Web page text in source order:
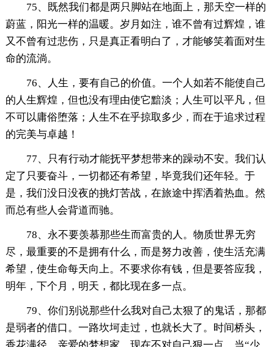
75、既然我们都是两只脚站在地面上，那天空一样的
蔚蓝，阳光一样的温暖。岁月如注，谁不曾有过辉煌，谁
又不曾有过悲伤，只是真正看明白了，才能够笑着面对生
命的流淌。
76、人生，要有自己的价值。一个人如若不能使自己
的人生辉煌，但也没有理由使它黯淡；人生可以平凡，但
不可以庸俗堕落；人生不在乎掠取多少，而在于追求过程
的完美与卓越！
77、只有行动才能抚平梦想带来的躁动不安。我们认
定了只要奋斗，一切都还有希望，毕竟我们还年轻。于
是，我们没日没夜的挑灯苦战，在旅途中挥洒着热血。然
而总有些人会背道而驰。
78、永不要羡慕那些生而富贵的人。物质世界无穷
尽，最重要的不是拥有什么，而是努力改善，使生活充满
希望，使生命每天向上。不要求你有钱，但是要答应我，
明年，下个月，明天，都比现在多一点。
79、你们别说那些什么我对自己太狠了的鬼话，那都
是弱者的借口。一路坎坷走过，也就长大了。时间桥头，